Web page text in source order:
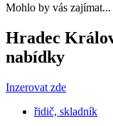
Mohlo by vás zajímat...
Hradec
nabídky
Inzerovat zde
řidič, skladník